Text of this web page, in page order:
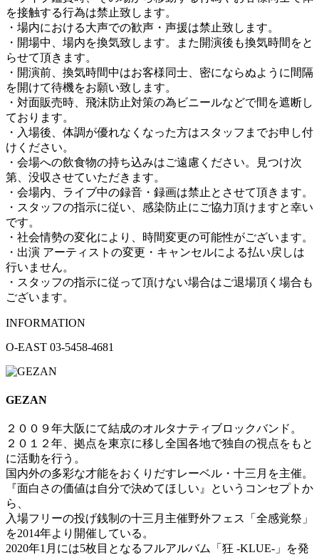
を接触する行為は禁止致します。
・場内における大声での歓声・声援は禁止致します。
・開場中、場内を換気致します。また開演後も換気時間をと
らせて頂きます。
・開演前、換気時間中はお客様同士、密にならぬように間隔
を開けて待機をお願い致します。
・対面販売時、飛沫防止対策の為ビニールなどで間を遮断し
ております。
・入場後、体調が優れなくなった方はスタッフまでお申し付
けください。
・会場への飲食物の持ち込みはご遠慮ください。見つけ次
第、没収させていただきます。
・会場内、ライブ中の録音・録画は禁止とさせて頂きます。
・スタッフの指示に従い、感染防止にご協力頂けますと幸い
です。
・社会情勢の変化により、時間変更の可能性がございます。
・出演 アーティストの変更・キャンセルによる払い戻しは
行いません。
・スタッフの指示に従って頂けない場合はご退場頂く場合も
ございます。
INFORMATION
O-EAST 03-5458-4681
GEZAN
２００９年大阪にて結成のオルタナティブロックバンド。
２０１２年、拠点を東京に移し全国各地で独自の視点をもと
に活動を行う。
国内外の多彩な才能をおくりだすレーベル・十三月を主催。
『面白さの価値は自分で決めてほしい』というコンセプトか
ら、
入場フリーの投げ銭制の十三月主催野外フェス「全感覚祭」
を2014年より開催している。
2020年1月には5枚目となるフルアルバム「狂 -KLUE-」を発